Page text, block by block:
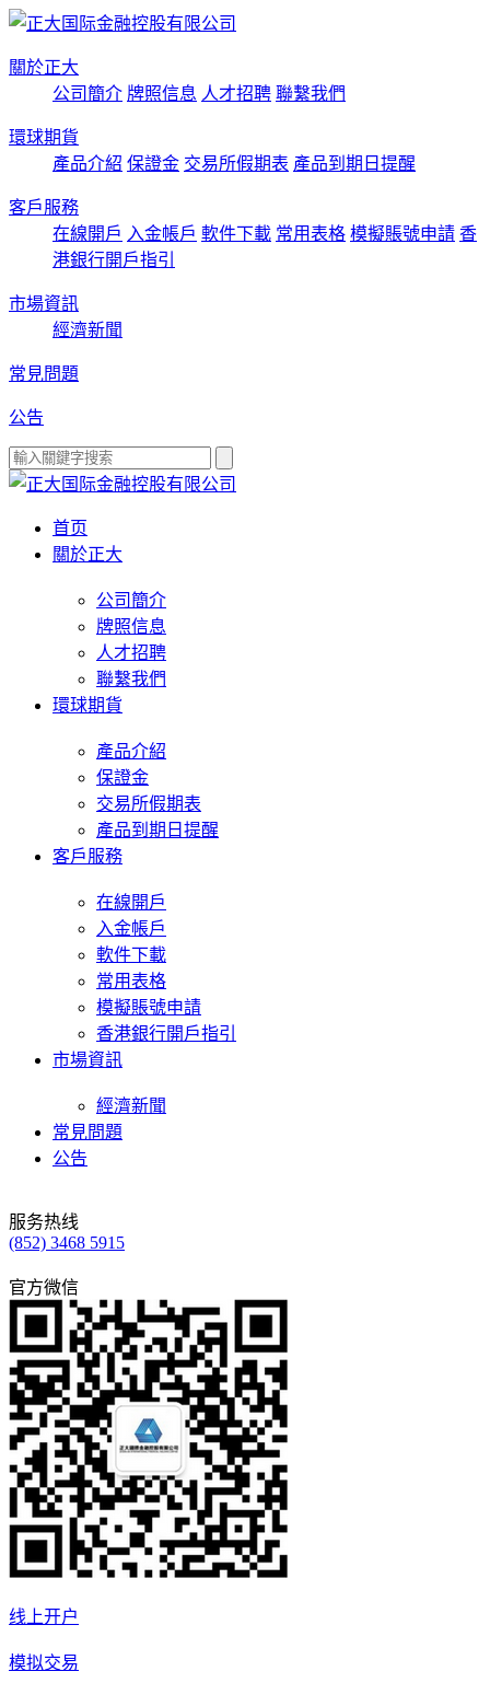
關於正大
公司簡介 牌照信息 人才招聘 聯繫我們
環球期貨
產品介紹 保證金 交易所假期表 產品到期日提醒
客戶服務
在線開戶 入金帳戶 軟件下載 常用表格 模擬賬號申請 香
港銀行開戶指引
市場資訊
經濟新聞
常見問題
公告
首页
關於正大
公司簡介
牌照信息
人才招聘
聯繫我們
環球期貨
產品介紹
保證金
交易所假期表
產品到期日提醒
客戶服務
在線開戶
入金帳戶
軟件下載
常用表格
模擬賬號申請
香港銀行開戶指引
市場資訊
經濟新聞
常見問題
公告
服务热线
(852) 3468 5915
官方微信
线上开户
模拟交易